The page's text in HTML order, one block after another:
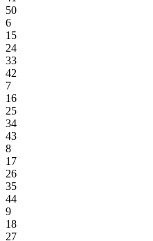
50
6
15
24
33
42
7
16
25
34
43
8
17
26
35
44
9
18
27